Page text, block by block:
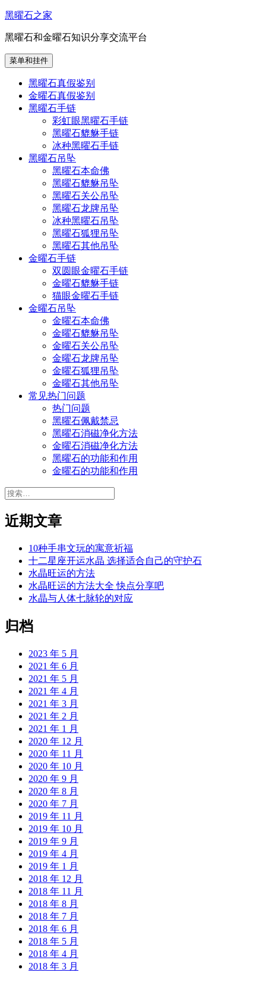
跳
内
容
黑曜石之家
黑曜石和金曜石知识分享交流平台
菜单和挂件
黑曜石真假鉴别
金曜石真假鉴别
黑曜石手链
彩虹眼黑曜石手链
黑曜石貔貅手链
冰种黑曜石手链
黑曜石吊坠
黑曜石本命佛
黑曜石貔貅吊坠
黑曜石关公吊坠
黑曜石龙牌吊坠
冰种黑曜石吊坠
黑曜石狐狸吊坠
黑曜石其他吊坠
金曜石手链
双圆眼金曜石手链
金曜石貔貅手链
猫眼金曜石手链
金曜石吊坠
金曜石本命佛
金曜石貔貅吊坠
金曜石关公吊坠
金曜石龙牌吊坠
金曜石狐狸吊坠
金曜石其他吊坠
常见热门问题
热门问题
黑曜石佩戴禁忌
黑曜石消磁净化方法
金曜石消磁净化方法
黑曜石的功能和作用
金曜石的功能和作用
搜
近期文章
10种手串文玩的寓意祈福
十二星座开运水晶 选择适合自己的守护石
水晶旺运的方法
水晶旺运的方法大全 快点分享吧
水晶与人体七脉轮的对应
归档
2023 年 5 月
2021 年 6 月
2021 年 5 月
2021 年 4 月
2021 年 3 月
2021 年 2 月
2021 年 1 月
2020 年 12 月
2020 年 11 月
2020 年 10 月
2020 年 9 月
2020 年 8 月
2020 年 7 月
2019 年 11 月
2019 年 10 月
2019 年 9 月
2019 年 4 月
2019 年 1 月
2018 年 12 月
2018 年 11 月
2018 年 8 月
2018 年 7 月
2018 年 6 月
2018 年 5 月
2018 年 4 月
2018 年 3 月